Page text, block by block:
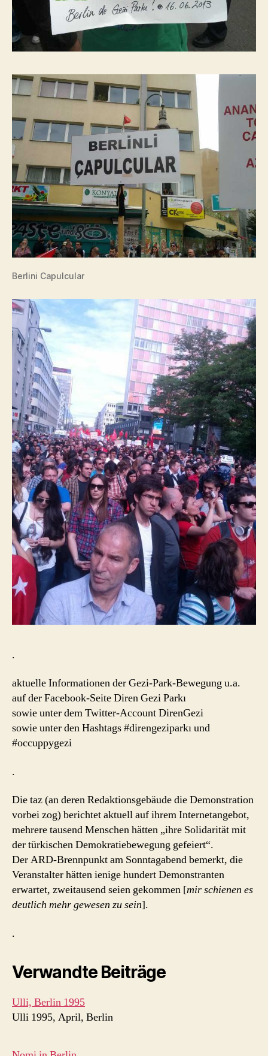
Berlini Capulcular
.
aktuelle Informationen der Gezi-Park-Bewegung u.a.
auf der Facebook-Seite Diren Gezi Parkı
sowie unter dem Twitter-Account DirenGezi
sowie unter den Hashtags #direngeziparkı und
#occuppygezi
.
Die taz (an deren Redaktionsgebäude die Demonstration
vorbei zog) berichtet aktuell auf ihrem Internetangebot,
mehrere tausend Menschen hätten „ihre Solidarität mit
der türkischen Demokratiebewegung gefeiert“.
Der ARD-Brennpunkt am Sonntagabend bemerkt, die
Veranstalter hätten ienige hundert Demonstranten
erwartet, zweitausend seien gekommen [mir schienen es
deutlich mehr gewesen zu sein].
.
Verwandte Beiträge
Ulli, Berlin 1995
Ulli 1995, April, Berlin